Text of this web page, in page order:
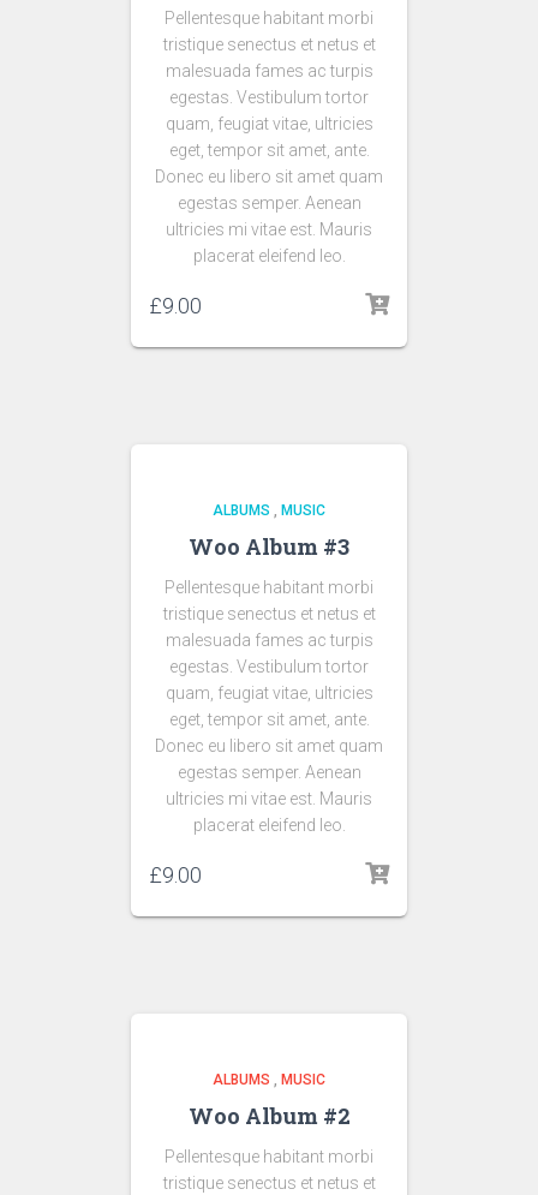
Pellentesque habitant morbi
tristique senectus et netus et
malesuada fames ac turpis
egestas. Vestibulum tortor
quam, feugiat vitae, ultricies
eget, tempor sit amet, ante.
Donec eu libero sit amet quam
egestas semper. Aenean
ultricies mi vitae est. Mauris
placerat eleifend leo.
£9.00
ALBUMS MUSIC
Woo Album #3
Pellentesque habitant morbi
tristique senectus et netus et
malesuada fames ac turpis
egestas. Vestibulum tortor
quam, feugiat vitae, ultricies
eget, tempor sit amet, ante.
Donec eu libero sit amet quam
egestas semper. Aenean
ultricies mi vitae est. Mauris
placerat eleifend leo.
£9.00
ALBUMS MUSIC
Woo Album #2
Pellentesque habitant morbi
tristique senectus et netus et